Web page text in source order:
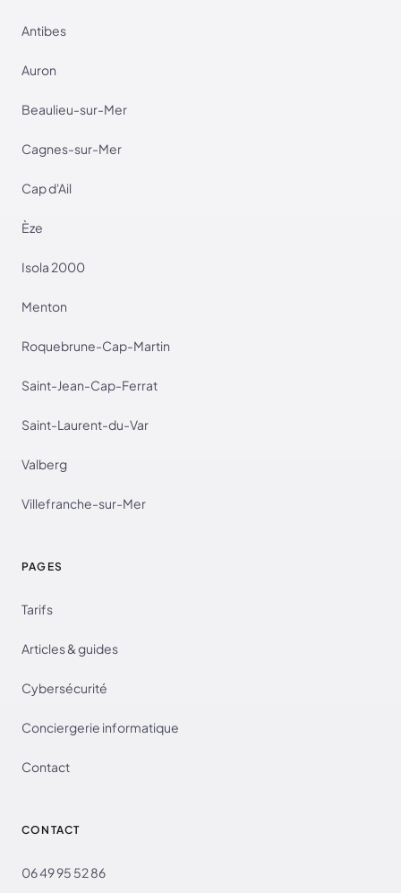
Antibes
Auron
Beaulieu-sur-Mer
Cagnes-sur-Mer
Cap d'Ail
Èze
Isola 2000
Menton
Roquebrune-Cap-Martin
Saint-Jean-Cap-Ferrat
Saint-Laurent-du-Var
Valberg
Villefranche-sur-Mer
PAGES
Tarifs
Articles & guides
Cybersécurité
Conciergerie informatique
Contact
CONTACT
06 49 95 52 86